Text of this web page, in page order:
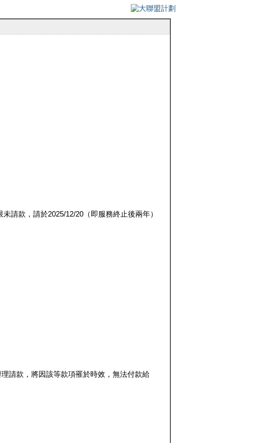
請款，請於2025/12/20（即服務終止後兩年）
請款，將因該等款項罹於時效，無法付款給